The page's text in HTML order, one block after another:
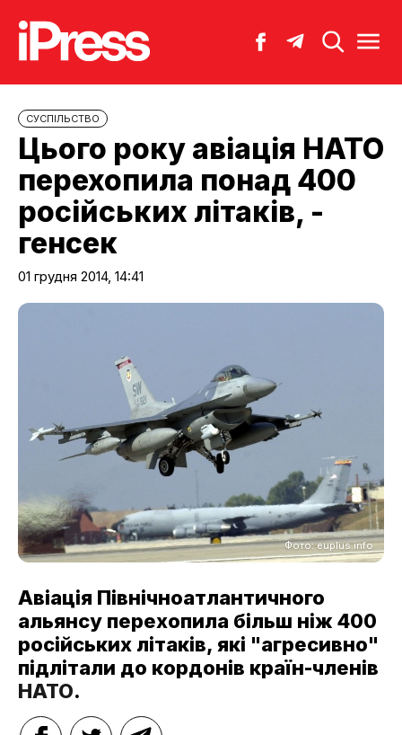
CУСПІЛЬСТВО
Цього року авіація НАТО
перехопила понад 400
російських літаків, -
генсек
01 грудня 2014, 14:41
Фото: euplus.info
Авіація Північноатлантичного
альянсу перехопила більш ніж 400
російських літаків, які "агресивно"
підлітали до кордонів країн-членів
НАТО.